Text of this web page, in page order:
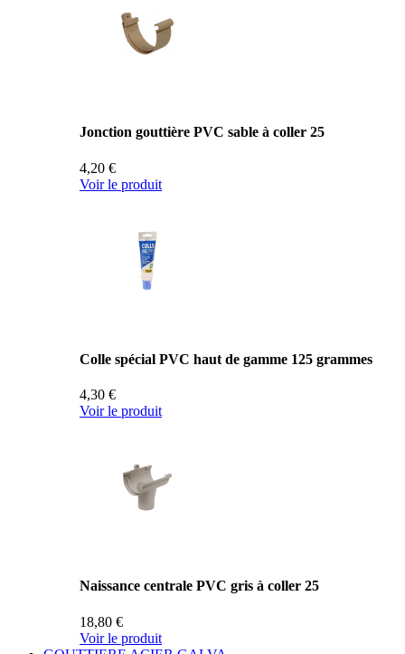
Jonction gouttière PVC sable à coller 25
4,20 €
Voir le produit
Colle spécial PVC haut de gamme 125 grammes
4,30 €
Voir le produit
Naissance centrale PVC gris à coller 25
18,80 €
Voir le produit